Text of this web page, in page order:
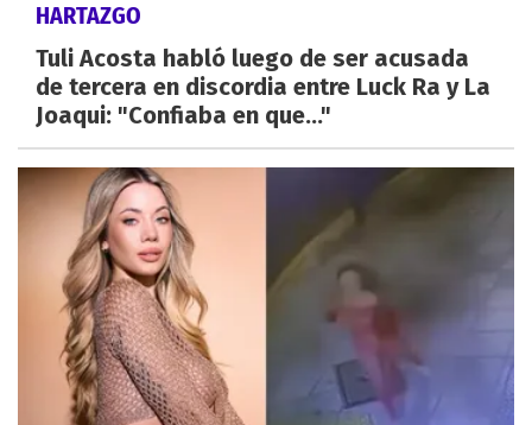
HARTAZGO
Tuli Acosta habló luego de ser acusada
de tercera en discordia entre Luck Ra y La
Joaqui: "Confiaba en que..."